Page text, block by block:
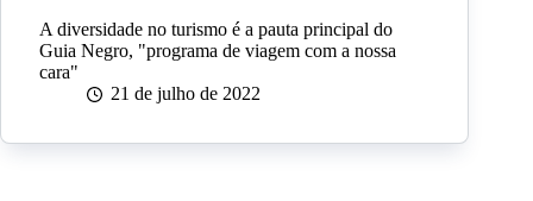
A diversidade no turismo é a pauta principal do
Guia Negro, "programa de viagem com a nossa
cara"
21 de julho de 2022